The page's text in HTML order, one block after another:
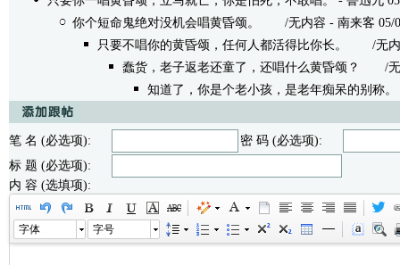
你个短命鬼绝对没机会唱黄昏颂。
/无内容 - 南来客 05/
只要不唱你的黄昏颂，任何人都活得比你长。
/无内
蠢货，老子返老还童了，还唱什么黄昏颂？
/无内
知道了，你是个老小孩，是老年痴呆的别称。
笔 名 (必选项):
密 码 (必选项):
标 题 (必选项):
内 容 (选填项):
字体 字号